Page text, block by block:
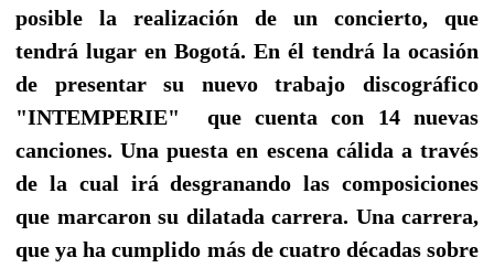
posible la realización de un concierto, que
tendrá lugar en Bogotá. En él tendrá la ocasión
de presentar su nuevo trabajo discográfico
"INTEMPERIE" que cuenta con 14 nuevas
canciones. Una puesta en escena cálida a través
de la cual irá desgranando las composiciones
que marcaron su dilatada carrera. Una carrera,
que ya ha cumplido más de cuatro décadas sobre